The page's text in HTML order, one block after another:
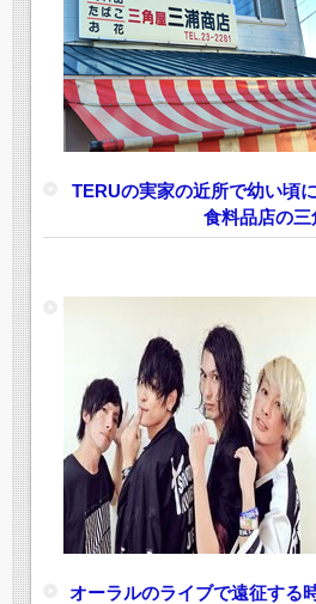
TERUの実家の近所で幼い頃
食料品店の三
オーラルのライブで遠征する